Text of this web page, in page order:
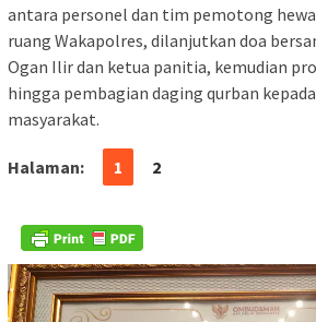
antara personel dan tim pemotong
ruang Wakapolres, dilanjutkan doa
Ogan Ilir dan ketua panitia, kemudian
hingga pembagian daging qurban
masyarakat.
Halaman: 1 2